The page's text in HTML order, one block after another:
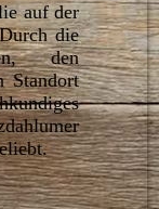
auf der
die
den
Standort